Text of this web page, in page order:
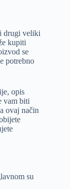
drugi veliki
kupiti
se
potrebno
opis
vam biti
ovaj način
su